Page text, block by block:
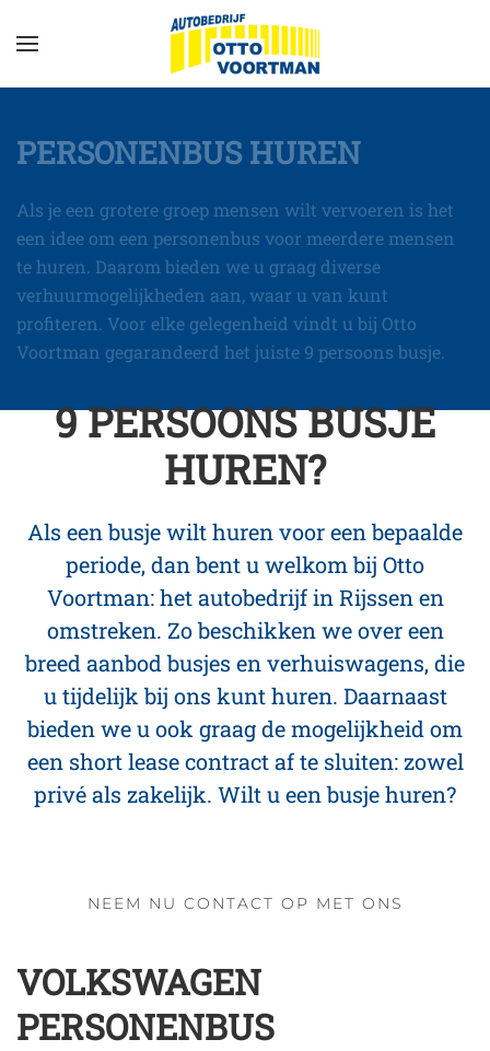
PERSONENBUS HUREN
Als je een grotere groep mensen wilt vervoeren is het
een idee om een personenbus voor meerdere mensen
te huren. Daarom bieden we u graag diverse
verhuurmogelijkheden aan, waar u van kunt
profiteren. Voor elke gelegenheid vindt u bij Otto
Voortman gegarandeerd het juiste 9 persoons busje.
9 PERSOONS BUSJE
HUREN?
Als een busje wilt huren voor een bepaalde
periode, dan bent u welkom bij Otto
Voortman: het autobedrijf in Rijssen en
omstreken. Zo beschikken we over een
breed aanbod busjes en verhuiswagens, die
u tijdelijk bij ons kunt huren. Daarnaast
bieden we u ook graag de mogelijkheid om
een short lease contract af te sluiten: zowel
privé als zakelijk. Wilt u een busje huren?
NEEM NU CONTACT OP MET ONS
VOLKSWAGEN
PERSONENBUS